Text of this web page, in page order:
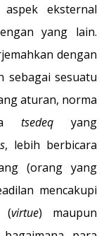
eksternal
yang lain.
dengan
sebagai sesuatu
aturan, norma
tsedeq yang
, lebih berbicara
(orang yang
mencakupi
(virtue) maupun